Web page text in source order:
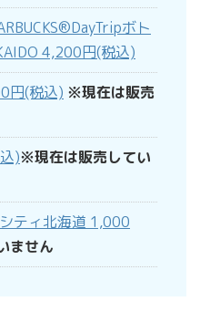
ボト
4,200円(税込)
円(税込) ※現在は販売
)※現在は販売してい
ティ北海道 1,000
ません